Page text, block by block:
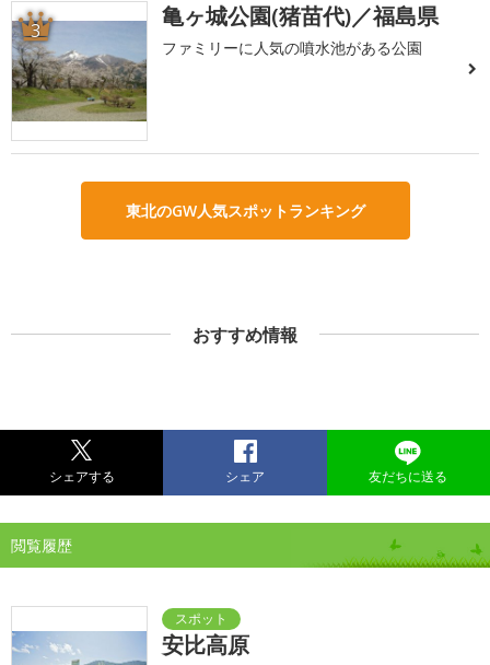
3 亀ヶ城公園(猪苗代)／福島県
ファミリーに人気の噴水池がある公園
東北のGW人気スポットランキング
おすすめ情報
シェアする シェア 友だちに送る
閲覧履歴
安比高原